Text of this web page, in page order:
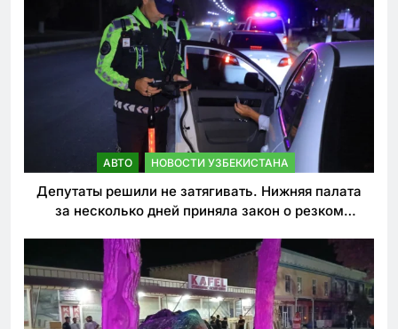
АВТО НОВОСТИ УЗБЕКИСТАНА
Депутаты решили не затягивать. Нижняя палата
за несколько дней приняла закон о резком